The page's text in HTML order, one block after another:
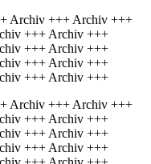
Archiv +++ Archiv +++
+++ Archiv +++
+++ Archiv +++
+++ Archiv +++
+++ Archiv +++
Archiv +++ Archiv +++
+++ Archiv +++
+++ Archiv +++
+++ Archiv +++